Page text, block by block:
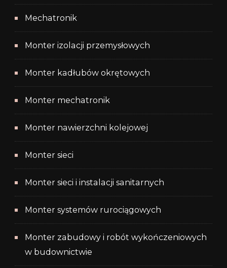
Mechatronik
Monter izolacji przemysłowych
Monter kadłubów okrętowych
Monter mechatronik
Monter nawierzchni kolejowej
Monter sieci
Monter sieci i instalacji sanitarnych
Monter systemów rurociągowych
Monter zabudowy i robót wykończeniowych
w budownictwie